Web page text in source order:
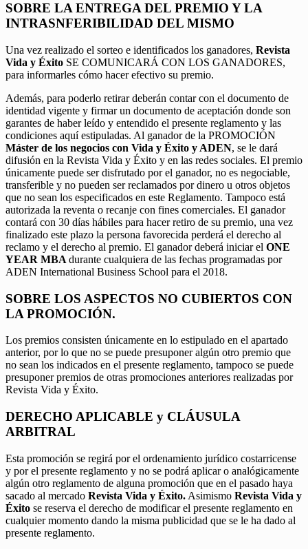
SOBRE LA ENTREGA DEL PREMIO Y LA
INTRASNFERIBILIDAD DEL MISMO
Una vez realizado el sorteo e identificados los ganadores, Revista
Vida y Éxito SE COMUNICARÁ CON LOS GANADORES,
para informarles cómo hacer efectivo su premio.
Además, para poderlo retirar deberán contar con el documento de
identidad vigente y firmar un documento de aceptación donde son
garantes de haber leído y entendido el presente reglamento y las
condiciones aquí estipuladas. Al ganador de la PROMOCIÓN
Máster de los negocios con Vida y Éxito y ADEN, se le dará
difusión en la Revista Vida y Éxito y en las redes sociales. El premio
únicamente puede ser disfrutado por el ganador, no es negociable,
transferible y no pueden ser reclamados por dinero u otros objetos
que no sean los especificados en este Reglamento. Tampoco está
autorizada la reventa o recanje con fines comerciales. El ganador
contará con 30 días hábiles para hacer retiro de su premio, una vez
finalizado este plazo la persona favorecida perderá el derecho al
reclamo y el derecho al premio. El ganador deberá iniciar el ONE
YEAR MBA durante cualquiera de las fechas programadas por
ADEN International Business School para el 2018.
SOBRE LOS ASPECTOS NO CUBIERTOS CON
LA PROMOCIÓN.
Los premios consisten únicamente en lo estipulado en el apartado
anterior, por lo que no se puede presuponer algún otro premio que
no sean los indicados en el presente reglamento, tampoco se puede
presuponer premios de otras promociones anteriores realizadas por
Revista Vida y Éxito.
DERECHO APLICABLE y CLÁUSULA
ARBITRAL
Esta promoción se regirá por el ordenamiento jurídico costarricense
y por el presente reglamento y no se podrá aplicar o analógicamente
algún otro reglamento de alguna promoción que en el pasado haya
sacado al mercado Revista Vida y Éxito. Asimismo Revista Vida y
Éxito se reserva el derecho de modificar el presente reglamento en
cualquier momento dando la misma publicidad que se le ha dado al
presente reglamento.